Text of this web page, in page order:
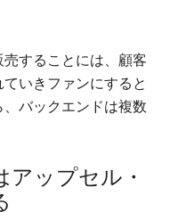
することには、顧客
いきファンにすると
バックエンドは複数
ップセル・